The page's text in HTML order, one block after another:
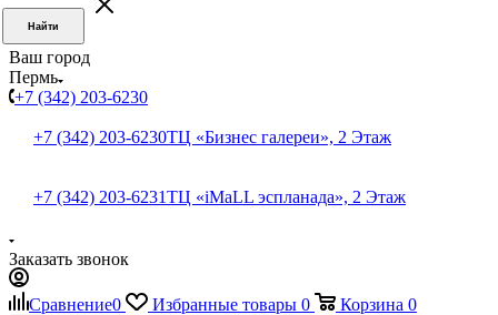
Найти
Ваш город
Пермь
+7 (342) 203-6230
+7 (342) 203-6230ТЦ «Бизнес галереи», 2 Этаж
+7 (342) 203-6231ТЦ «iMaLL эспланада», 2 Этаж
Заказать звонок
Сравнение0 Избранные товары 0 Корзина 0